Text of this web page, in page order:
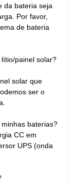
da bateria seja
Por favor,
de bateria
painel solar?
solar que
ser o
baterias?
CC em
UPS (onda